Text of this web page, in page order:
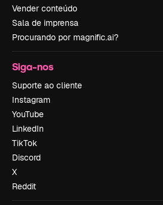
Vender conteúdo
Sala de imprensa
Procurando por magnific.ai?
Siga-nos
Suporte ao cliente
Instagram
YouTube
LinkedIn
TikTok
Discord
X
Reddit